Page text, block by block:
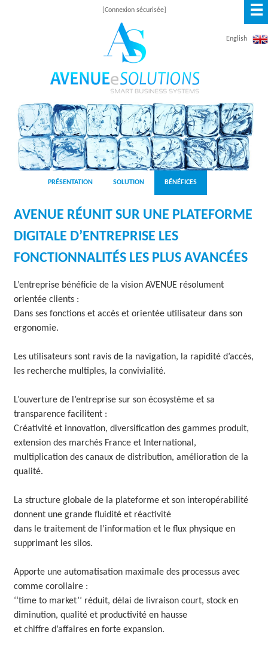
A
V
E
N
E
E
S
O
L
U
T
I
N
S
[Connexion sécurisée]
English
PRÉSENTATION SOLUTION BÉNÉFICES
AVENUE RÉUNIT SUR UNE PLATEFORME
DIGITALE D’ENTREPRISE LES
FONCTIONNALITÉS LES PLUS AVANCÉES
L’entreprise bénéficie de la vision AVENUE résolument
orientée clients :
Dans ses fonctions et accès et orientée utilisateur dans son
ergonomie.
Les utilisateurs sont ravis de la navigation, la rapidité d’accès,
les recherche multiples, la convivialité.
L’ouverture de l’entreprise sur son écosystème et sa
transparence facilitent :
Créativité et innovation, diversification des gammes produit,
extension des marchés France et International,
multiplication des canaux de distribution, amélioration de la
qualité.
La structure globale de la plateforme et son interopérabilité
donnent une grande fluidité et réactivité
dans le traitement de l’information et le flux physique en
supprimant les silos.
Apporte une automatisation maximale des processus avec
comme corollaire :
‘‘time to market’’ réduit, délai de livraison court, stock en
diminution, qualité et productivité en hausse
et chiffre d’affaires en forte expansion.
☰